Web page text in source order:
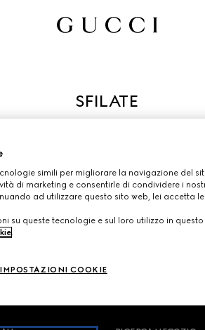
Guarda le passerelle più
tradizione, innovazione e creatività si
simili per migliorare la navigazione del
di marketing e consentirle di condividere i
ad utilizzare questo sito web, lei accetta
su queste tecnologie e sul loro utilizzo in
IMPOSTAZIONI COOKIE